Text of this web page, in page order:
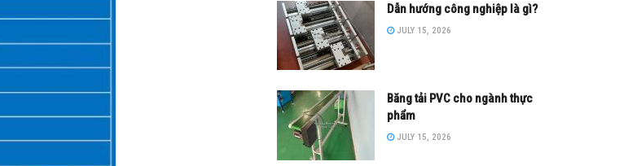
Dẫn hướng công nghiệp là gì?
JULY 15, 2026
Băng tải PVC cho ngành thực
phẩm
JULY 15, 2026